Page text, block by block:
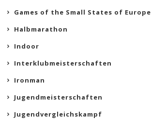
Games of the Small States of Europe
Halbmarathon
Indoor
Interklubmeisterschaften
Ironman
Jugendmeisterschaften
Jugendvergleichskampf